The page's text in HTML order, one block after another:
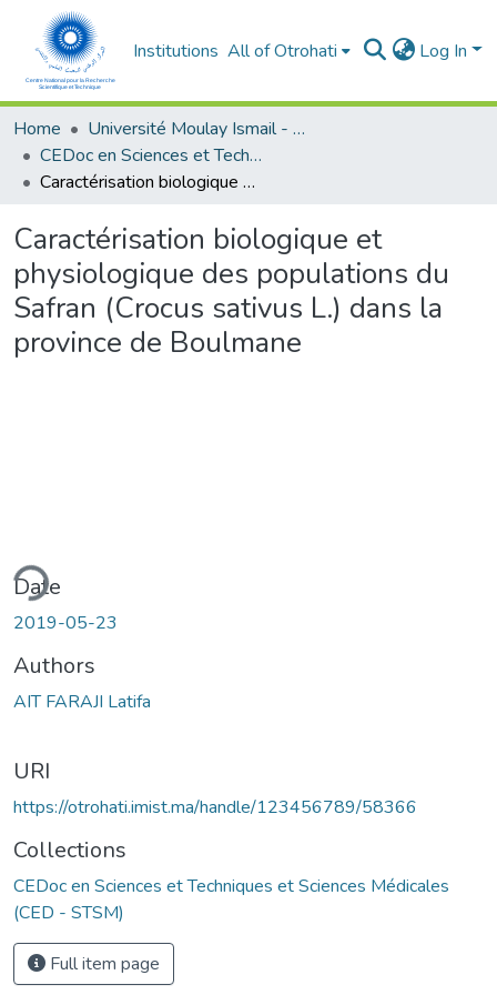
Institutions All of Otrohati Log In
Home
Université Moulay Ismail - Meknès
CEDoc en Sciences et Techniques et Sciences Médicales (CED - STSM)
Caractérisation biologique et physiologique des populations du Safran (Crocus sativus L.) dans la province de Boulmane
Caractérisation biologique et
physiologique des populations du
Safran (Crocus sativus L.) dans la
province de Boulmane
Date
2019-05-23
Authors
AIT FARAJI Latifa
URI
https://otrohati.imist.ma/handle/123456789/58366
Collections
CEDoc en Sciences et Techniques et Sciences Médicales
(CED - STSM)
Full item page